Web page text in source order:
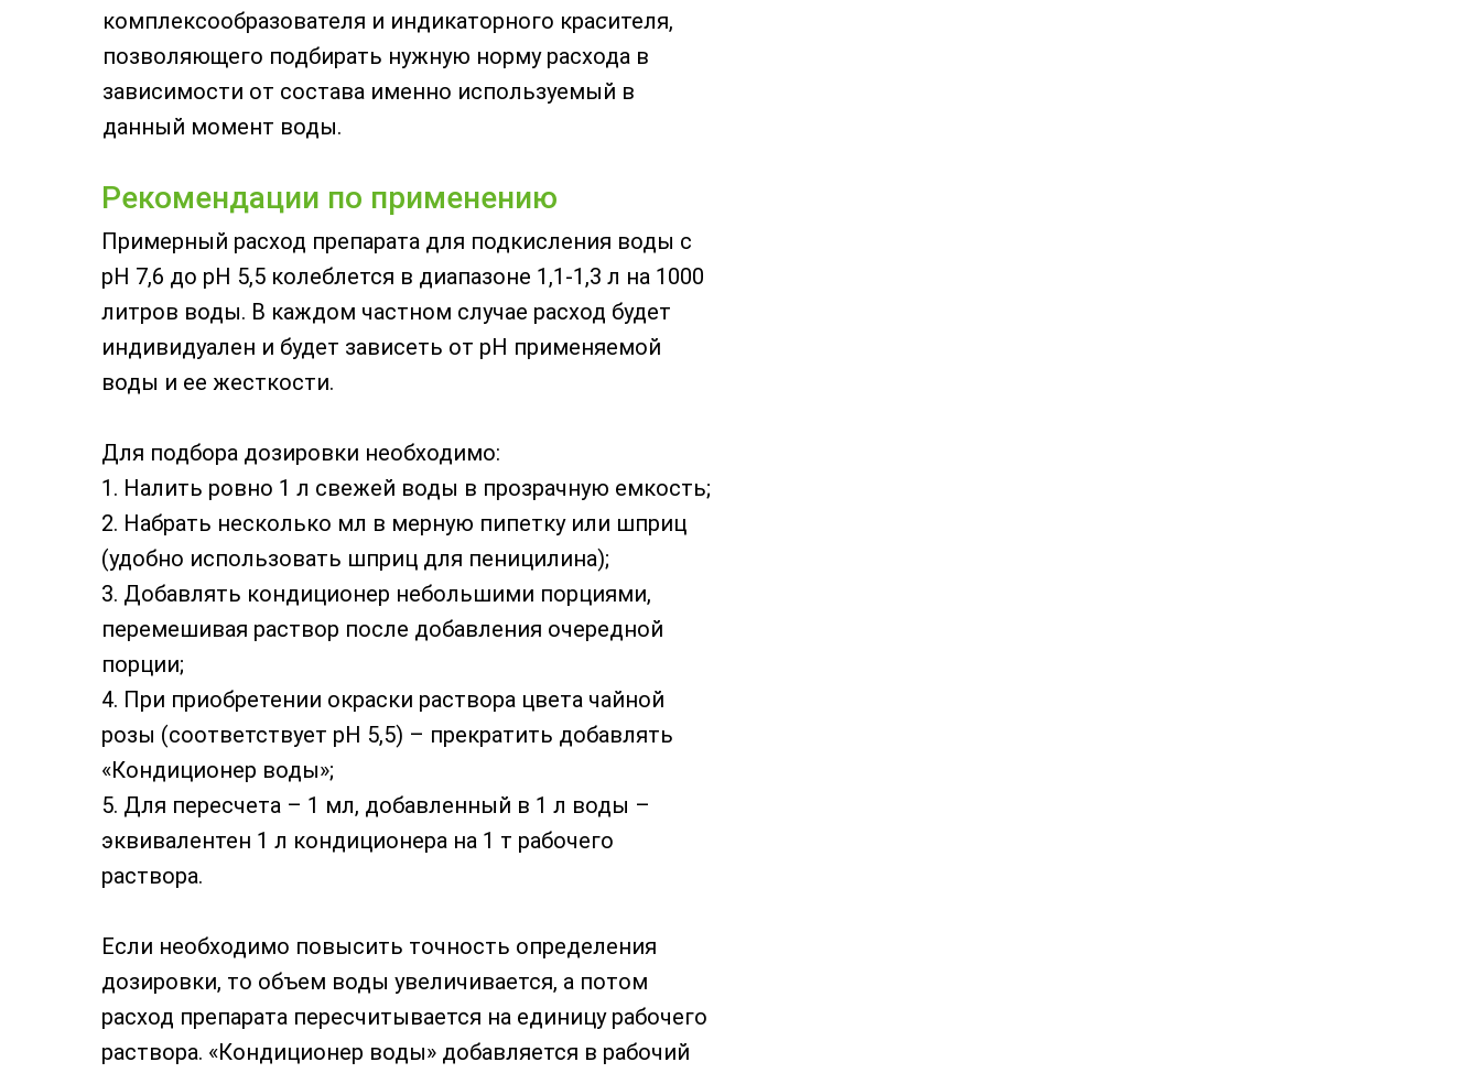
комплексообразователя и индикаторного красителя,
позволяющего подбирать нужную норму расхода в
зависимости от состава именно используемый в
данный момент воды.
Рекомендации по применению
Примерный расход препарата для подкисления воды с
pH 7,6 до pH 5,5 колеблется в диапазоне 1,1-1,3 л на 1000
литров воды. В каждом частном случае расход будет
индивидуален и будет зависеть от pH применяемой
воды и ее жесткости.
Для подбора дозировки необходимо:
1. Налить ровно 1 л свежей воды в прозрачную емкость;
2. Набрать несколько мл в мерную пипетку или шприц
(удобно использовать шприц для пеницилина);
3. Добавлять кондиционер небольшими порциями,
перемешивая раствор после добавления очередной
порции;
4. При приобретении окраски раствора цвета чайной
розы (соответствует pH 5,5) – прекратить добавлять
«Кондиционер воды»;
5. Для пересчета – 1 мл, добавленный в 1 л воды –
эквивалентен 1 л кондиционера на 1 т рабочего
раствора.
Если необходимо повысить точность определения
дозировки, то объем воды увеличивается, а потом
расход препарата пересчитывается на единицу рабочего
раствора. «Кондиционер воды» добавляется в рабочий